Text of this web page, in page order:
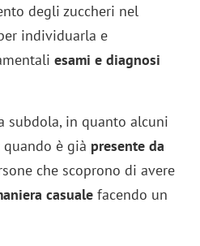
degli zuccheri nel
individuarla e
esami e diagnosi
subdola, in quanto alcuni
è già presente da
che scoprono di avere
casuale facendo un